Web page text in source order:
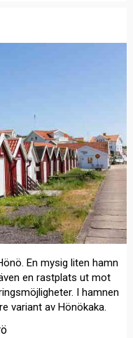
En mysig liten hamn
en rastplats ut mot
I hamnen
variant av Hönökaka.